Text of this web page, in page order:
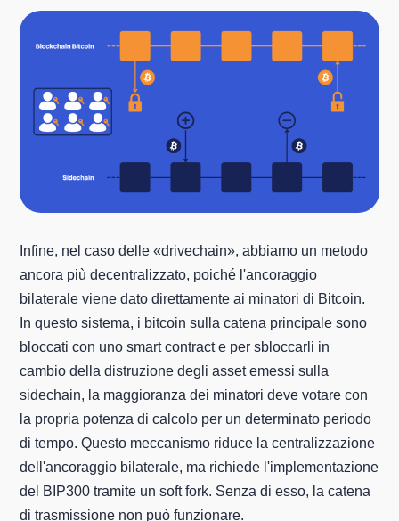
Infine, nel caso delle «drivechain», abbiamo un metodo
ancora più decentralizzato, poiché l'ancoraggio
bilaterale viene dato direttamente ai minatori di Bitcoin.
In questo sistema, i bitcoin sulla catena principale sono
bloccati con uno smart contract e per sbloccarli in
cambio della distruzione degli asset emessi sulla
sidechain, la maggioranza dei minatori deve votare con
la propria potenza di calcolo per un determinato periodo
di tempo. Questo meccanismo riduce la centralizzazione
dell'ancoraggio bilaterale, ma richiede l'implementazione
del BIP300 tramite un soft fork. Senza di esso, la catena
di trasmissione non può funzionare.